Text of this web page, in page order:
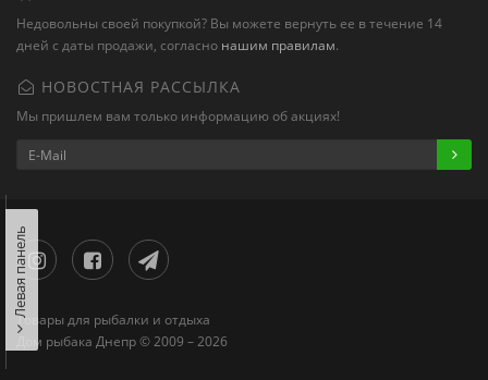
Недовольны своей покупкой? Вы можете вернуть ее в течение 14
дней с даты продажи, согласно нашим правилам.
НОВОСТНАЯ РАССЫЛКА
Мы пришлем вам только информацию об акциях!
Товары для рыбалки и отдыха
Дом рыбака Днепр © 2009 – 2026
Левая панель